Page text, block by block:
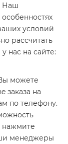
Наш
условий
рассчитать
нас на сайте:
можете
заказа на
по телефону.
нажмите
менеджеры